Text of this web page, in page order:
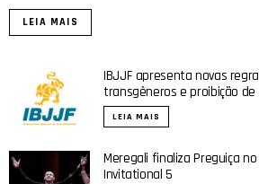
LEIA MAIS
IBJJF apresenta novas
transgêneros e proibição
LEIA MAIS
Meregali finaliza Preguiça
Invitational 5